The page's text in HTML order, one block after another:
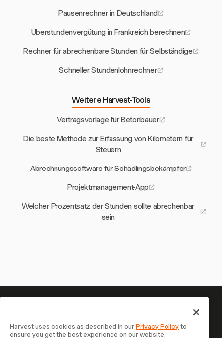
Pausenrechner in Deutschland
Überstundenvergütung in Frankreich berechnen
Rechner für abrechenbare Stunden für Selbständige
Schneller Stundenlohnrechner
Weitere Harvest-Tools
Vertragsvorlage für Betonbauer
Die beste Methode zur Erfassung von Kilometern für
Steuern
Abrechnungssoftware für Schädlingsbekämpfer
Projektmanagement-App
Welcher Prozentsatz der Stunden sollte abrechenbar
sein
Ihre Zeit verdient es, erfasst zu
werden — starten Sie jetzt
Harvest uses cookies as described in ourPrivacy Policyto
ensure you get the best experience on our website.